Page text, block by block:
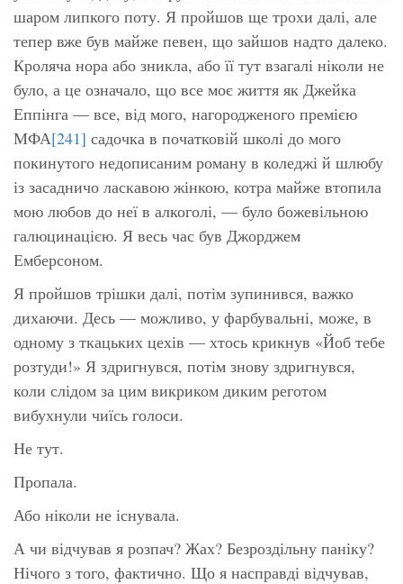
шаром липкого поту. Я пройшов ще трохи далі, але
тепер вже був майже певен, що зайшов надто далеко.
Кроляча нора або зникла, або її тут взагалі ніколи не
було, а це означало, що все моє життя як Джейка
Еппінга — все, від мого, нагородженого премією
МФА[241] садочка в початковій школі до мого
покинутого недописаним роману в коледжі й шлюбу
із засадничо ласкавою жінкою, котра майже втопила
мою любов до неї в алкоголі, — було божевільною
галюцинацією. Я весь час був Джорджем
Емберсоном.
Я пройшов трішки далі, потім зупинився, важко
дихаючи. Десь — можливо, у фарбувальні, може, в
одному з ткацьких цехів — хтось крикнув «Йоб тебе
розтуди!» Я здригнувся, потім знову здригнувся,
коли слідом за цим викриком диким реготом
вибухнули чиїсь голоси.
Не тут.
Пропала.
Або ніколи не існувала.
А чи відчував я розпач? Жах? Безроздільну паніку?
Нічого з того, фактично. Що я насправді відчував,